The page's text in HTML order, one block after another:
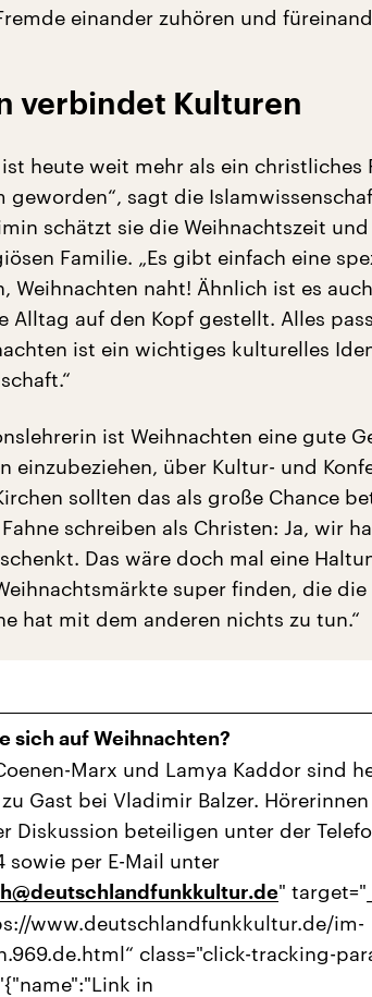
einander zuhören und
verbindet Kulturen
ist heute weit mehr als ein christliches
geworden“, sagt die
schätzt sie die Weihnachtszeit
Familie. „Es gibt einfach eine
Weihnachten naht! Ähnlich ist es
Alltag auf den Kopf gestellt. Alles
ist ein wichtiges kulturelles
ist Weihnachten eine gute
einzubeziehen, über Kultur- und
sollten das als große Chance
schreiben als Christen: Ja, wir
Das wäre doch mal eine
super finden, die
hat mit dem anderen nichts zu tun.“
sich auf Weihnachten?
Marx und Lamya Kaddor sind
zu Gast bei Vladimir Balzer.
Diskussion beteiligen unter der
sowie per E-Mail unter
"
www.deutschlandfunkkultur.de/im-
class="click-tracking-
in